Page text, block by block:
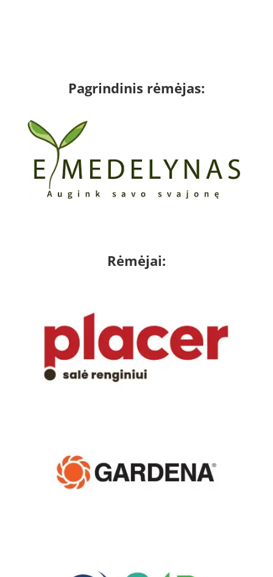
Pagrindinis rėmėjas:
Rėmėjai: